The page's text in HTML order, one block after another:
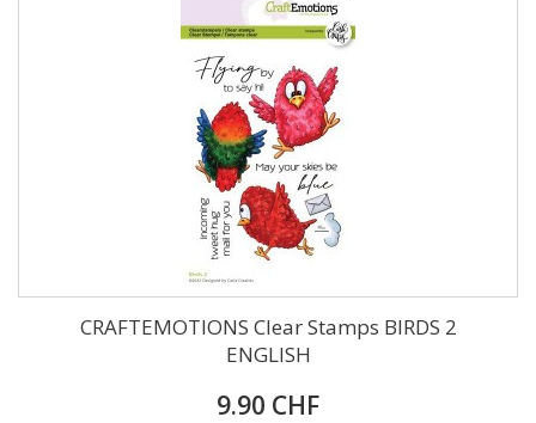
CRAFTEMOTIONS Clear Stamps BIRDS 2
ENGLISH
9.90 CHF